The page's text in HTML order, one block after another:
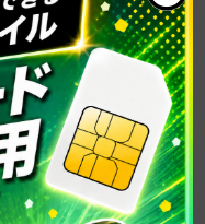
コンを長押しして
手での操作を簡単に